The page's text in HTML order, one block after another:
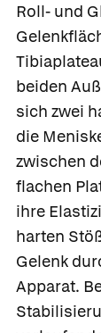
Roll- und
beiden
sich zwei
die
zwischen
flachen
ihre
harten
Gelenk
Apparat.